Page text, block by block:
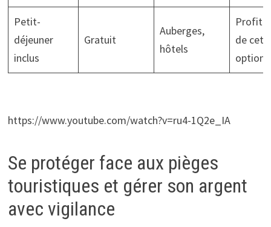
Petit-
déjeuner
inclus
Gratuit
Auberges,
hôtels
Profiter
de
option
https://www.youtube.com/watch?v=ru4-1Q2e_IA
Se protéger face aux pièges
touristiques et gérer son argent
avec vigilance